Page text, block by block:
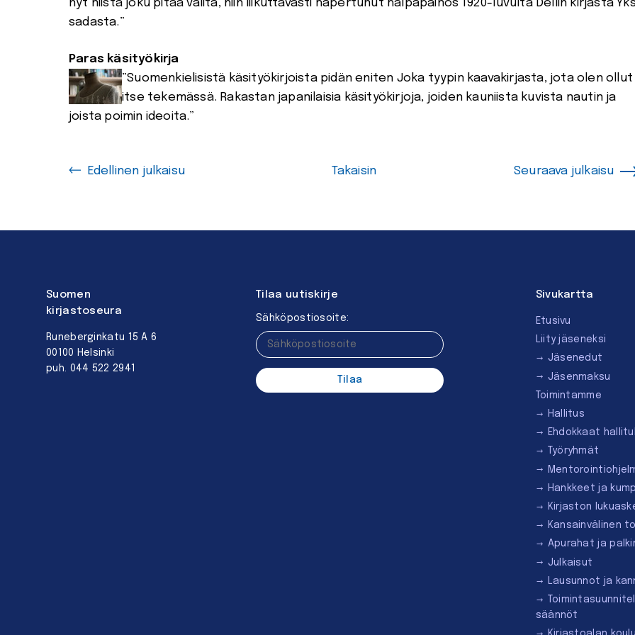
nyt niistä joku pitää valita, niin liikuttavasti hapertunut halpapainos 1920-luvulta Dellin kirjasta
sadasta.”
Paras käsityökirja
”Suomenkielisistä käsityökirjoista pidän eniten Joka tyypin kaavakirjasta, jota olen ollut
itse tekemässä. Rakastan japanilaisia käsityökirjoja, joiden kauniista kuvista nautin ja
joista poimin ideoita.”
Edellinen julkaisu Takaisin Seuraava julkaisu
Suomen
kirjastoseura
Runeberginkatu 15 A 6
00100 Helsinki
puh. 044 522 2941
Tilaa uutiskirje
Sähköpostiosoite:
Sivukartta
Etusivu
Liity jäseneksi
Jäsenedut
Jäsenmaksu
Toimintamme
Hallitus
Ehdokkaat
Työryhmät
Hankkeet ja
Kirjaston
Kansainvälinen
Apurahat ja
Julkaisut
Lausunnot ja
säännöt